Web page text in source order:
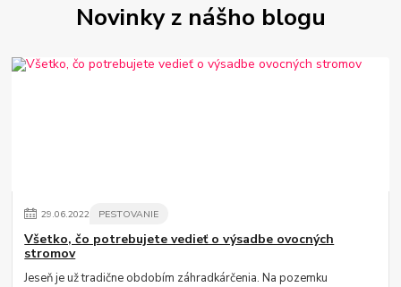
Novinky z nášho blogu
29.06.2022 PESTOVANIE
Všetko, čo potrebujete vedieť o výsadbe ovocných
stromov
Jeseň je už tradične obdobím záhradkárčenia. Na pozemku